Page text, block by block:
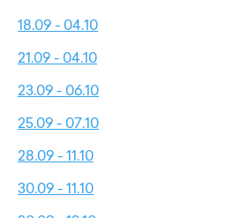
18.09 - 04.10
21.09 - 04.10
23.09 - 06.10
25.09 - 07.10
28.09 - 11.10
30.09 - 11.10